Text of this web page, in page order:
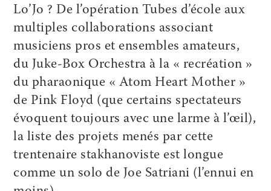
Lo’Jo ? De l’opération Tubes d’école aux
multiples collaborations associant
musiciens pros et ensembles amateurs,
du Juke-Box Orchestra à la « recréation »
du pharaonique « Atom Heart Mother »
de Pink Floyd (que certains spectateurs
évoquent toujours avec une larme à l’œil),
la liste des projets menés par cette
trentenaire stakhanoviste est longue
comme un solo de Joe Satriani (l’ennui en